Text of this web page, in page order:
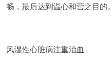
畅，最后达到温心和营之目的。
风湿性心脏病注重治血